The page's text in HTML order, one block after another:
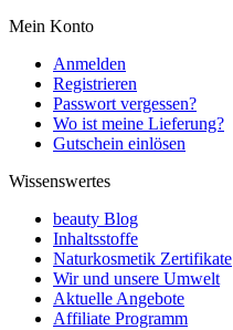
Mein Konto
Anmelden
Registrieren
Passwort vergessen?
Wo ist meine Lieferung?
Gutschein einlösen
Wissenswertes
beauty Blog
Inhaltsstoffe
Naturkosmetik Zertifikate
Wir und unsere Umwelt
Aktuelle Angebote
Affiliate Programm